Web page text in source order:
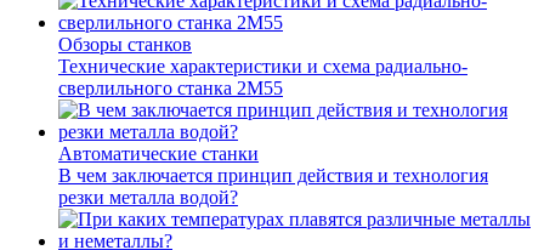
Обзоры станков
Технические характеристики и схема радиально-
сверлильного станка 2М55
Автоматические станки
В чем заключается принцип действия и технология
резки металла водой?